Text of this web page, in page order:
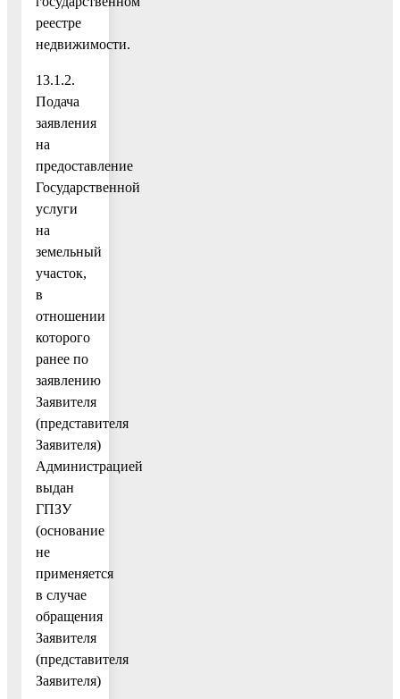
реестре
недвижимости.
13.1.2.
Подача
заявления
на
предоставление
Государственной
услуги
на
земельный
участок,
в
отношении
которого
ранее по
заявлению
Заявителя
(представителя
Заявителя)
Администрацией
выдан
ГПЗУ
(основание
не
применяется
в случае
обращения
Заявителя
(представителя
Заявителя)